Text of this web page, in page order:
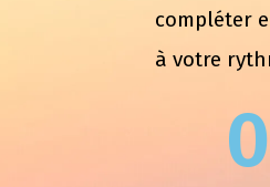
compléter
à votre
0